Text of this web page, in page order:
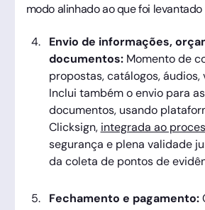
modo alinhado ao que foi levantado
Envio de informações,
documentos: Momento de
propostas, catálogos, áudios,
Inclui também o envio para
documentos, usando
Clicksign, integrada ao
segurança e plena validade
da coleta de pontos de
Fechamento e pagamento: